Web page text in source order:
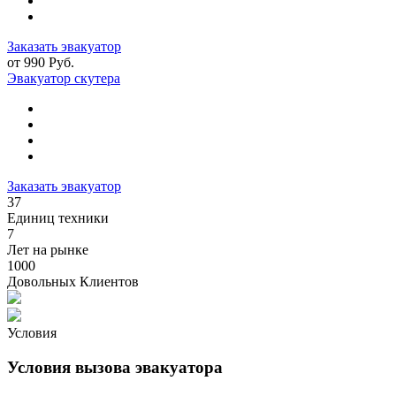
Заказать эвакуатор
от 990 Руб.
Эвакуатор скутера
Заказать эвакуатор
37
Единиц техники
7
Лет на рынке
1000
Довольных Клиентов
Условия
Условия вызова эвакуатора